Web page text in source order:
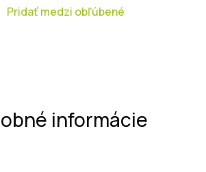
Pridať medzi obľúbené
informácie